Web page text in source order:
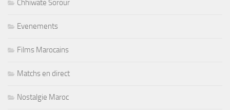
Chhiwate Sorour
Evenements
Films Marocains
Matchs en direct
Nostalgie Maroc